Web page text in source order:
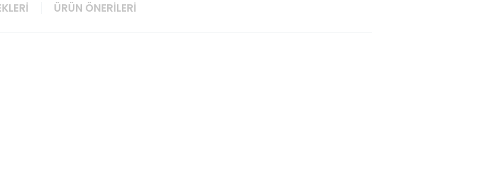
ÜRÜN ÖNERILERI